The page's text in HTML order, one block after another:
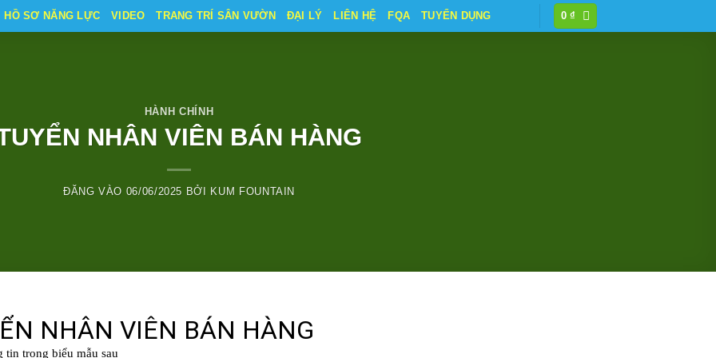
HỒ SƠ NĂNG LỰC VIDEO TRANG TRÍ SÂN VƯỜN ĐẠI LÝ LIÊN HỆ FQA TUYỂN DỤNG 0₫
HÀNH CHÍNH
NHÂN VIÊN BÁN HÀNG
ĐĂNG VÀO 06/06/2025 BỞI KUM FOUNTAIN